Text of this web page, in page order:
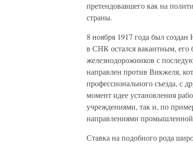
претендовавшего как на
страны.
8 ноября 1917 года был
в СНК остался вакантным, его
железнодорожников с
направлен против Викжеля,
профессионального съезда, с
момент идее установления
учреждениями, так и, по
направлениями промышленной
Ставка на подобного рода